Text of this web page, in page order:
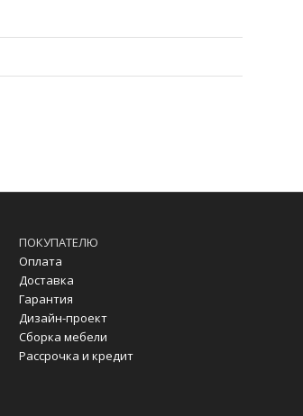
ПОКУПАТЕЛЮ
Оплата
Доставка
Гарантия
Дизайн-проект
Сборка мебели
Рассрочка и кредит